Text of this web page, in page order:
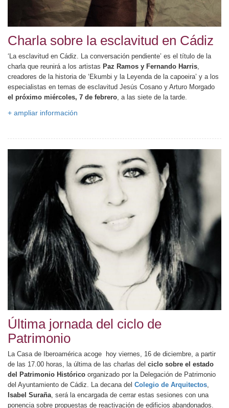
Charla sobre la esclavitud en Cádiz
‘La esclavitud en Cádiz. La conversación pendiente’ es el título de la
charla que reunirá a los artistas Paz Ramos y Fernando Harris,
creadores de la historia de ‘Ekumbi y la Leyenda de la capoeira’ y a los
especialistas en temas de esclavitud Jesús Cosano y Arturo Morgado
el próximo miércoles, 7 de febrero, a las siete de la tarde.
+ ampliar información
Última jornada del ciclo de
Patrimonio
La Casa de Iberoamérica acoge hoy viernes, 16 de diciembre, a partir
de las 17.00 horas, la última de las charlas del ciclo sobre el estado
del Patrimonio Histórico organizado por la Delegación de Patrimonio
del Ayuntamiento de Cádiz. La decana del Colegio de Arquitectos
Isabel Suraña , será la encargada de cerrar estas sesiones con una
ponencia sobre propuestas de reactivación de edificios abandonados.